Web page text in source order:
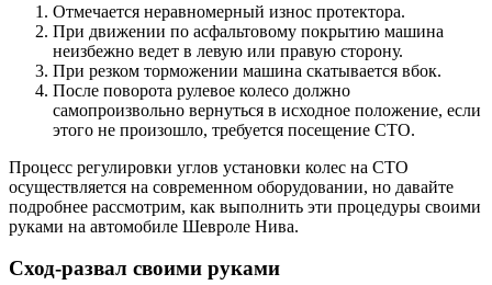
Отмечается неравномерный износ протектора.
При движении по асфальтовому покрытию машина
неизбежно ведет в левую или правую сторону.
При резком торможении машина скатывается вбок.
После поворота рулевое колесо должно
самопроизвольно вернуться в исходное положение, если
этого не произошло, требуется посещение СТО.
Процесс регулировки углов установки колес на СТО
осуществляется на современном оборудовании, но давайте
подробнее рассмотрим, как выполнить эти процедуры своими
руками на автомобиле Шевроле Нива.
Сход-развал своими руками